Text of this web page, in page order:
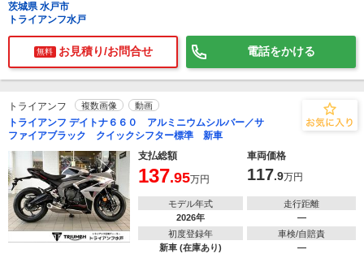
茨城県 水戸市
トライアンフ水戸
無料 お見積り/お問合せ 電話をかける
トライアンフ 複数画像 動画
トライアンフ デイトナ６６０ アルミニウムシルバー／サ
ファイアブラック クイックシフター標準 新車
支払総額
車両価格
137.95万円 117.9万円
モデル年式
2026年
走行距離
―
初度登録年
新車 (在庫あり)
車検/自賠責
―